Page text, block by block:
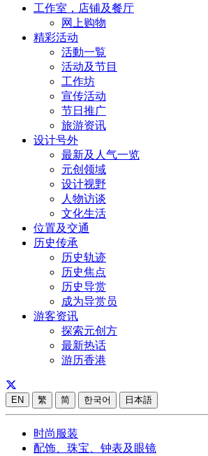
工作室，店铺及餐厅
网上购物
精彩活动
活動一覧
活动及节目
工作坊
宣传活动
节日推广
旅游资讯
设计号外
最新及人气一览
元创领域
设计视野
人物访谈
文化生活
位置及交通
历史传承
历史轨迹
历史焦点
历史导赏
成为导赏员
游客资讯
探索元创方
最新热话
游历香港
EN 繁 简 한국어 日本語
时尚服装
配饰、珠宝、钟表及眼镜